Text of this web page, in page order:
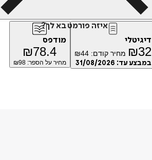
איזה פורמט בא לך?
דיגיטלי
₪32 מחיר קודם: ₪44
במבצע עד: 31/08/2026
מודפס
₪78.4
מחיר על הספר: ₪98